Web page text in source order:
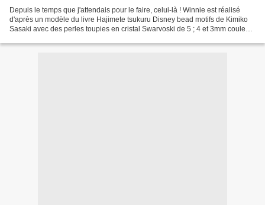
Depuis le temps que j'attendais pour le faire, celui-là ! Winnie est réalisé
d'après un modèle du livre Hajimete tsukuru Disney bead motifs de Kimiko
Sasaki avec des perles toupies en cristal Swarvoski de 5 ; 4 et 3mm couleur